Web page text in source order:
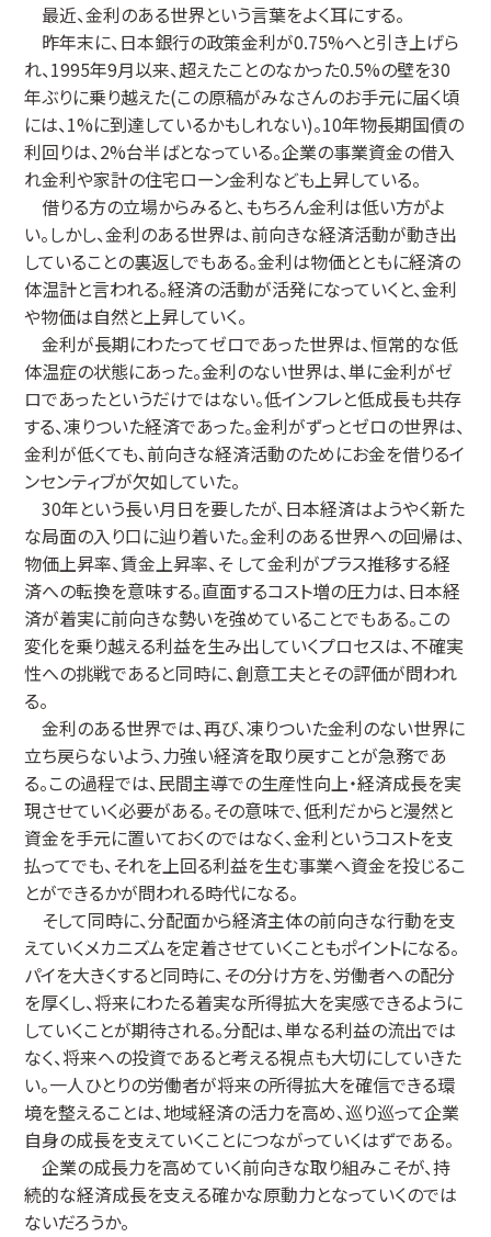
最近、金利のある世界という言葉をよく耳にする。
昨年末に、日本銀行の政策金利が0.75%へと引き上げら
れ、1995年9月以来、超えたことのなかった0.5%の壁を30
年ぶりに乗り越えた(この原稿がみなさんのお手元に届く頃
には、1%に到達しているかもしれない)。10年物長期国債の
利回りは、2%台半ばとなっている。企業の事業資金の借入
れ金利や家計の住宅ローン金利なども上昇している。
借りる方の立場からみると、もちろん金利は低い方がよ
い。しかし、金利のある世界は、前向きな経済活動が動き出
していることの裏返しでもある。金利は物価とともに経済の
体温計と言われる。経済の活動が活発になっていくと、金利
や物価は自然と上昇していく。
金利が長期にわたってゼロであった世界は、恒常的な低
体温症の状態にあった。金利のない世界は、単に金利がゼ
ロであったというだけではない。低インフレと低成長も共存
する、凍りついた経済であった。金利がずっとゼロの世界は、
金利が低くても、前向きな経済活動のためにお金を借りるイ
ンセンティブが欠如していた。
30年という長い月日を要したが、日本経済はようやく新た
な局面の入り口に辿り着いた。金利のある世界への回帰は、
物価上昇率、賃金上昇率、そ して金利がプラス推移する経
済への転換を意味する。直面するコスト増の圧力は、日本経
済が着実に前向きな勢いを強めていることでもある。この
変化を乗り越える利益を生み出していくプロセスは、不確実
性への挑戦であると同時に、創意工夫とその評価が問われ
る。
金利のある世界では、再び、凍りついた金利のない世界に
立ち戻らないよう、力強い経済を取り戻すことが急務であ
る。この過程では、民間主導での生産性向上・経済成長を実
現させていく必要がある。その意味で、低利だからと漫然と
資金を手元に置いておくのではなく、金利というコストを支
払ってでも、それを上回る利益を生む事業へ資金を投じるこ
とができるかが問われる時代になる。
そして同時に、分配面から経済主体の前向きな行動を支
えていくメカニズムを定着させていくこともポイントになる。
パイを大きくすると同時に、その分け方を、労働者への配分
を厚くし、将来にわたる着実な所得拡大を実感できるように
していくことが期待される。分配は、単なる利益の流出では
なく、将来への投資であると考える視点も大切にしていきた
い。一人ひとりの労働者が将来の所得拡大を確信できる環
境を整えることは、地域経済の活力を高め、巡り巡って企業
自身の成長を支えていくことにつながっていくはずである。
企業の成長力を高めていく前向きな取り組みこそが、持
続的な経済成長を支える確かな原動力となっていくのでは
ないだろうか。